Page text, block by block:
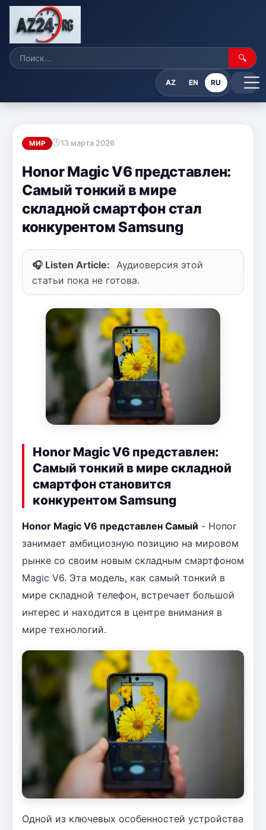
🔍
AZ EN RU
МИР 13 марта 2026
Honor Magic V6 представлен:
Самый тонкий в мире
складной смартфон стал
конкурентом Samsung
🎧 Listen Article:
Аудиоверсия этой
статьи пока не готова.
Honor Magic V6 представлен:
Самый тонкий в мире складной
смартфон становится
конкурентом Samsung
Honor Magic V6 представлен Самый - Honor
занимает амбициозную позицию на мировом
рынке со своим новым складным смартфоном
Magic V6. Эта модель, как самый тонкий в
мире складной телефон, встречает большой
интерес и находится в центре внимания в
мире технологий.
Одной из ключевых особенностей устройства